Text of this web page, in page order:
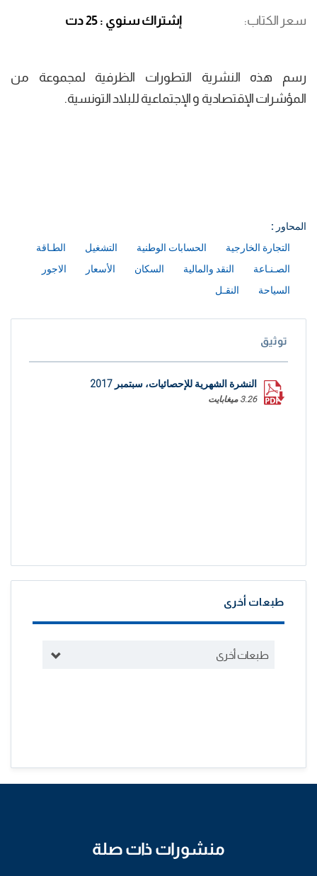
سعر الكتاب إشتراك سنوي : 25 دت
رسم هذه النشرية التطورات الظرفية لمجموعة من
المؤشرات الإقتصادية و الإجتماعية للبلاد التونسية.
المحاور :
التجارة الخارجية
الحسابات الوطنية التشغيل
الطـاقة
الصـنـاعة
النقد والمالية السكان الأسعار
الاجور
السياحة
النقـل
توثيق
النشرة الشهرية للإحصائيات، سبتمبر 2017
3.26 ميغابايت
طبعات أخرى
طبعات أخرى
منشورات ذات صلة